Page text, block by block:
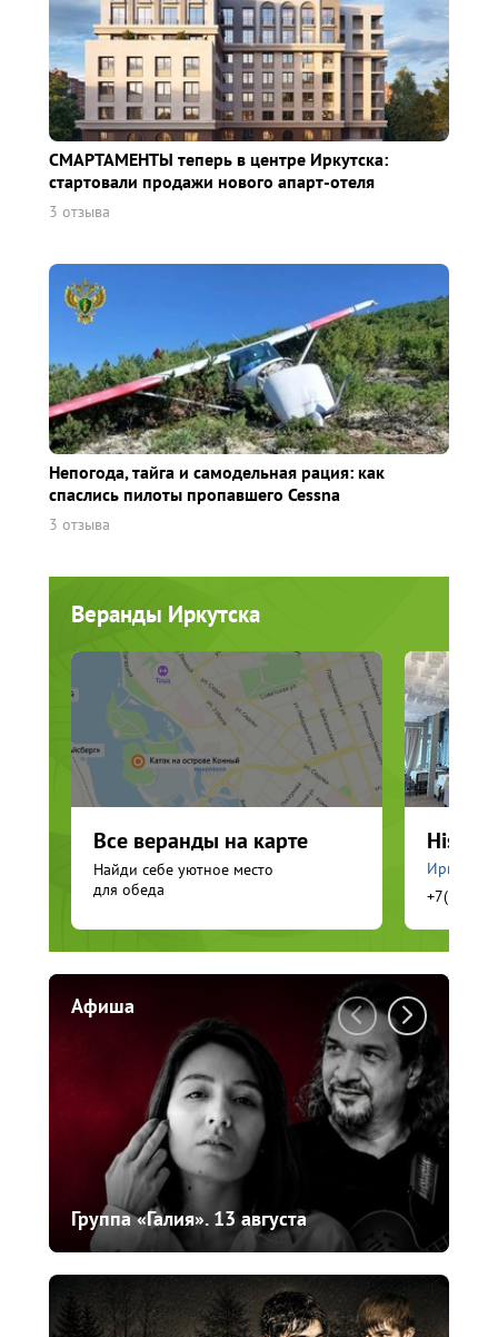
СМАРТАМЕНТЫ теперь в центре Иркутска:
стартовали продажи нового апарт-отеля
3 отзыва
Непогода, тайга и самодельная рация: как
спаслись пилоты пропавшего Cessna
3 отзыва
Веранды Иркутска
Все веранды на карте
Найди себе уютное место
для обеда
Иркутск,
Афиша
Группа «Галия». 13 августа